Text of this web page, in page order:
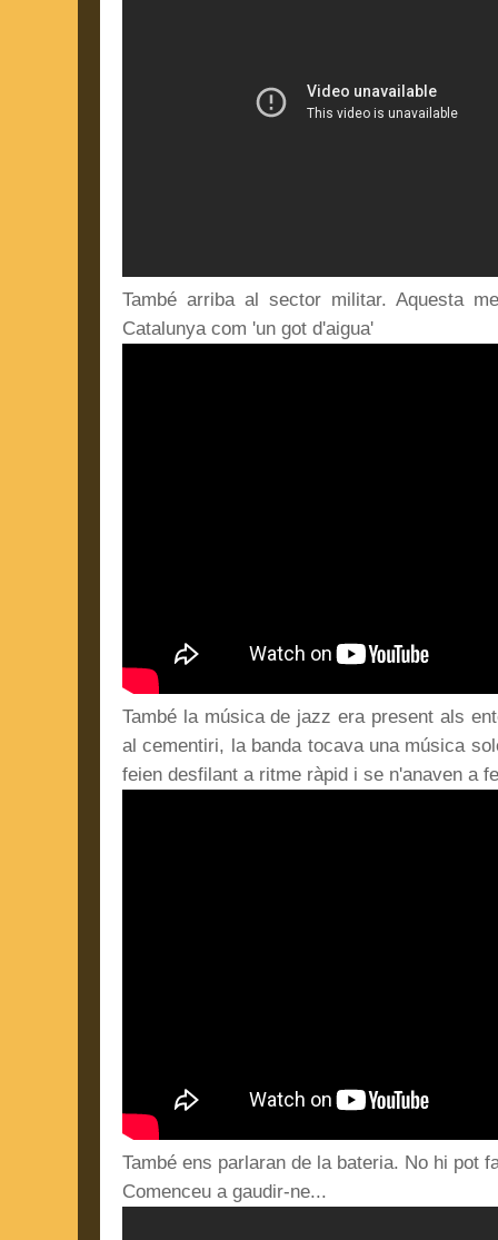
També arriba al sector militar. Aquesta
Catalunya com 'un got d'aigua'
També la música de jazz era present als
al cementiri, la banda tocava una música
feien desfilant a ritme ràpid i se n'anaven a
També ens parlaran de la bateria. No hi pot
Comenceu a gaudir-ne...